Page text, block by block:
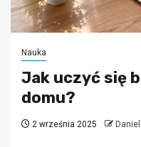
Nauka
Jak uczyć się
domu?
2 września 2025